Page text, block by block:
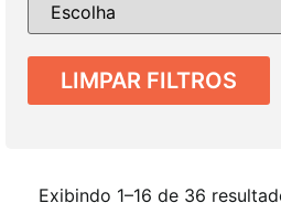
LIMPAR FILTROS
Exibindo 1–16 de 36